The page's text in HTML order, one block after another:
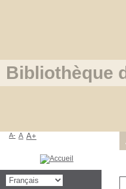
Bibliothèque
A- A A+